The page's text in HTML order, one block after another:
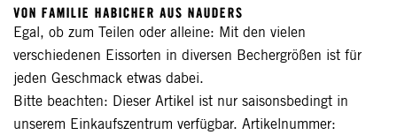
VON FAMILIE HABICHER AUS NAUDERS
Egal, ob zum Teilen oder alleine: Mit den vielen
verschiedenen Eissorten in diversen Bechergrößen ist für
jeden Geschmack etwas dabei.
Bitte beachten: Dieser Artikel ist nur saisonsbedingt in
unserem Einkaufszentrum verfügbar. Artikelnummer: